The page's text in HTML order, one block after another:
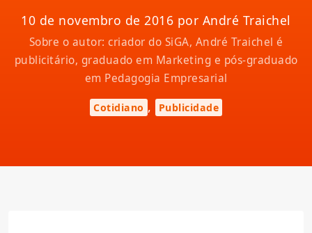
10 de novembro de 2016 por André Traichel
Sobre o autor: criador do SiGA, André Traichel é
publicitário, graduado em Marketing e pós-graduado
em Pedagogia Empresarial
Cotidiano , Publicidade